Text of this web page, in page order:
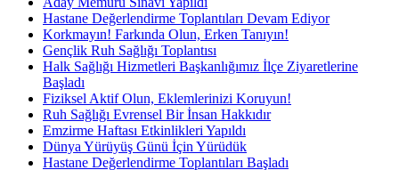
Hastane Değerlendirme Toplantıları Devam Ediyor
Korkmayın! Farkında Olun, Erken Tanıyın!
Gençlik Ruh Sağlığı Toplantısı
Halk Sağlığı Hizmetleri Başkanlığımız İlçe Ziyaretlerine
Başladı
Fiziksel Aktif Olun, Eklemlerinizi Koruyun!
Ruh Sağlığı Evrensel Bir İnsan Hakkıdır
Emzirme Haftası Etkinlikleri Yapıldı
Dünya Yürüyüş Günü İçin Yürüdük
Hastane Değerlendirme Toplantıları Başladı